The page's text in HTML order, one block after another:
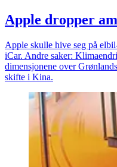
Apple dropper
Apple skulle hive seg på
iCar. Andre saker:
dimensjonene over
skifte i Kina.